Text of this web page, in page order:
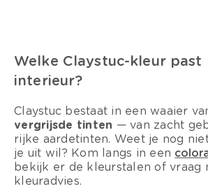
Welke Claystuc-kleur past
interieur?
Claystuc bestaat in een waaier
vergrijsde tinten — van zacht
rijke aardetinten. Weet je nog
je uit wil? Kom langs in een
bekijk er de kleurstalen of vraag
kleuradvies.